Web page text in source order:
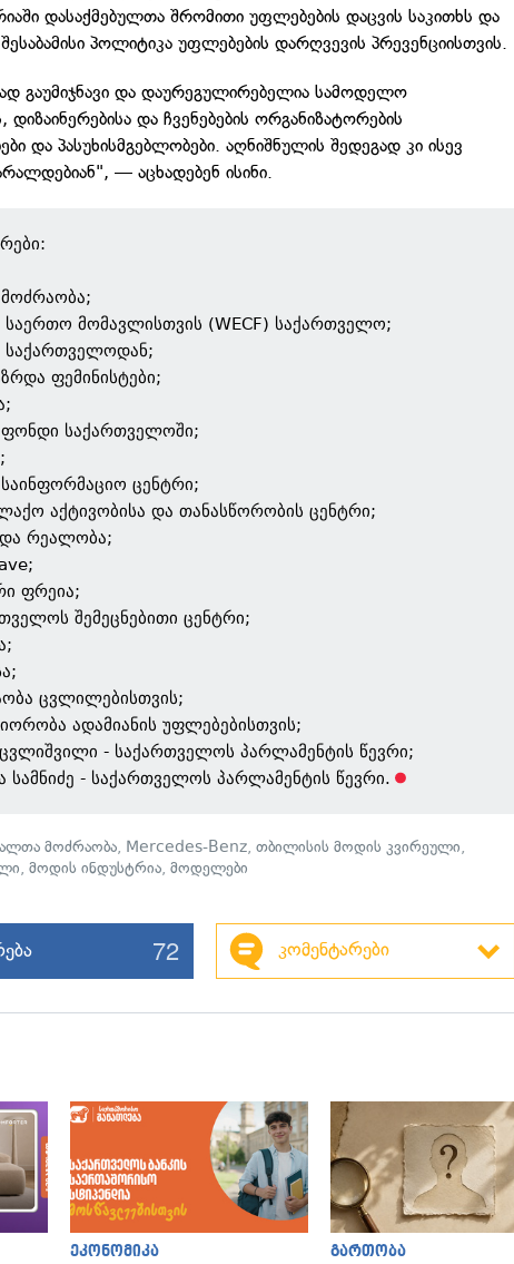
დასაქმებულთა შრომითი უფლებების დაცვის საკითხს და
შესაბამისი პოლიტიკა უფლებების დარღვევის პრევენციისთვის.
გაუმიჯნავი და დაურეგულირებელია სამოდელო
დიზაინერებისა და ჩვენებების ორგანიზატორების
და პასუხისმგებლობები. აღნიშნულის შედეგად კი ისევ
— აცხადებენ ისინი.
საერთო მომავლისთვის (WECF) საქართველო;
საქართველოდან;
ფემინისტები;
საქართველოში;
ცენტრი;
აქტივობისა და თანასწორობის ცენტრი;
რეალობა;
ფრეია;
შემეცნებითი ცენტრი;
ცვლილებისთვის;
ადამიანის უფლებებისთვის;
- საქართველოს პარლამენტის წევრი;
სამნიძე - საქართველოს პარლამენტის წევრი.
მოძრაობა, Mercedes-Benz,თბილისის მოდის კვირეული,
,მოდის ინდუსტრია,მოდელები
72 კომენტარები
ეკონომიკა გართობა